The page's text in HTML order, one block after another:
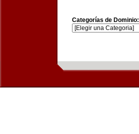
Categorías de Dominio: